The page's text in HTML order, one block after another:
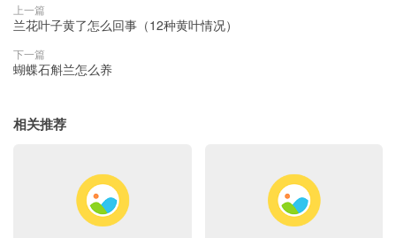
上一篇
兰花叶子黄了怎么回事（12种黄叶情况）
下一篇
蝴蝶石斛兰怎么养
相关推荐